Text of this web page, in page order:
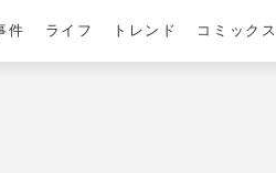
件 ライフ トレンド コミックス